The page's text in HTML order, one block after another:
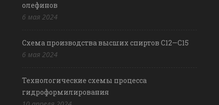
олефинов
6 мая 2024
Схема производства высших спиртов С12—С15
6 мая 2024
Технологические схемы процесса
гидроформилирования